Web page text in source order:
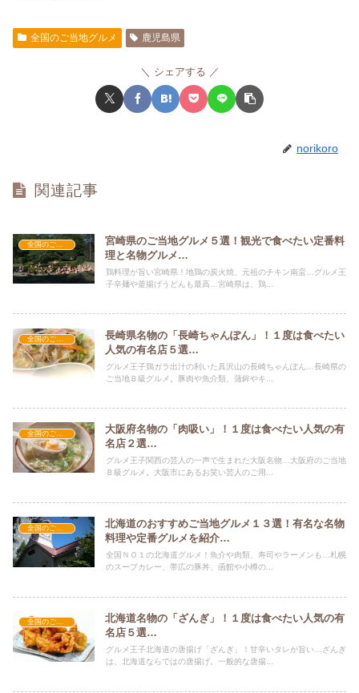
全国のご当地グルメ 鹿児島県
シェアする
norikoro
関連記事
宮崎県のご当地グルメ５選！観光で食べたい定番料
理と名物グルメ…
鶏料理が旨い宮崎県！地鶏の炭火焼、元祖のチキン南蛮…グルメ王
子辛麺や釜揚げうどんも最高…宮崎県は、鶏...
長崎県名物の「長崎ちゃんぽん」！１度は食べたい
人気の有名店５選…
グルメ王子鶏ガラ出汁の利いた具沢山の長崎ちゃんぽん…長崎県の
ご当地Ｂ級グルメ。豚肉や魚介類、蒲鉾やキ...
大阪府名物の「肉吸い」！１度は食べたい人気の有
名店２選…
グルメ王子関西の芸人の一声で生まれた大阪名物…大阪府のご当地
Ｂ級グルメ。大阪市にあるお笑い芸人のご用...
北海道のおすすめご当地グルメ１３選！有名な名物
料理や定番グルメを紹介…
全国ＮＯ１の北海道グルメ！魚介や肉類、寿司やラーメンも…札幌
のスープカレー、帯広の豚丼、函館や小樽の...
全国のご当地グルメ
北海道名物の「ざんぎ」！１度は食べたい人気の有
名店５選…
グルメ王子北海道の唐揚げ「ざんぎ」！甘辛いタレが旨い…ざんぎ
は、北海道ならではの唐揚げ。一般的な唐揚...